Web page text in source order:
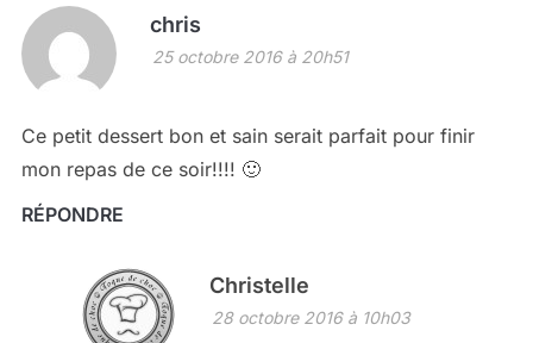
chris
25 octobre 2016 à 20h51
Ce petit dessert bon et sain serait parfait pour finir
mon repas de ce soir!!!! 🙂
RÉPONDRE
Christelle
28 octobre 2016 à 10h03